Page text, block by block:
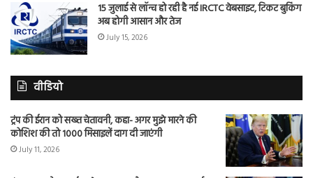
15 जुलाई से लॉन्च हो रही है नई IRCTC वेबसाइट, टिकट बुकिंग
अब होगी आसान और तेज
July 15, 2026
वीडियो
ट्रंप की ईरान को सख्त चेतावनी, कहा- अगर मुझे मारने की
कोशिश की तो 1000 मिसाइलें दाग दी जाएंगी
July 11, 2026